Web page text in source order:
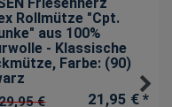
Friesennerz
Rollmütze "Cpt.
aus 100%
- Klassische
, Farbe: (90)
€ 21,95 € *